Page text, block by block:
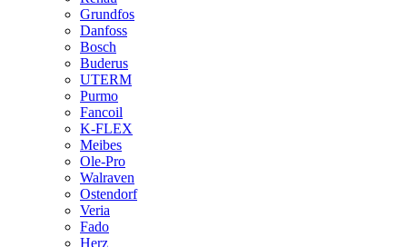
Grundfos
Danfoss
Bosch
Buderus
UTERM
Purmo
Fancoil
K-FLEX
Meibes
Ole-Pro
Walraven
Ostendorf
Veria
Fado
Herz